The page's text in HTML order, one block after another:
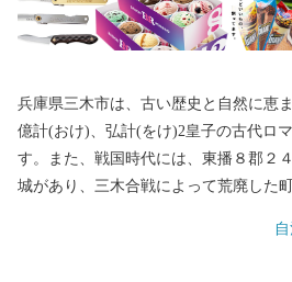
兵庫県三木市は、古い歴史と自然に恵
億計(おけ)、弘計(をけ)2皇子の古代ロ
す。また、戦国時代には、東播８郡２
城があり、三木合戦によって荒廃した